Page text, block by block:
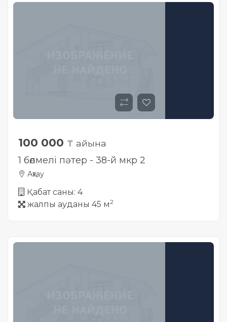
100 000 ₸ айына
1 бөлмелі пәтер - 38-й мкр 2
Ақтау
Қабат саны: 4
жалпы ауданы 45 м2